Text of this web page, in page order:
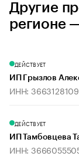
Другие
регионе
ДЕЙСТВУЕТ
ИП Грызлов
ИНН:
ДЕЙСТВУЕТ
ИП Тамбовцева
ИНН: